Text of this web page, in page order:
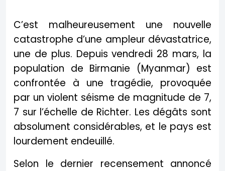
C’est malheureusement une nouvelle
catastrophe d’une ampleur dévastatrice,
une de plus. Depuis vendredi 28 mars, la
population de Birmanie (Myanmar) est
confrontée à une tragédie, provoquée
par un violent séisme de magnitude de 7,
7 sur l’échelle de Richter. Les dégâts sont
absolument considérables, et le pays est
lourdement endeuillé.
Selon le dernier recensement annoncé